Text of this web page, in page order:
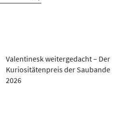
Valentinesk weitergedacht – Der
Kuriositätenpreis der Saubande
2026